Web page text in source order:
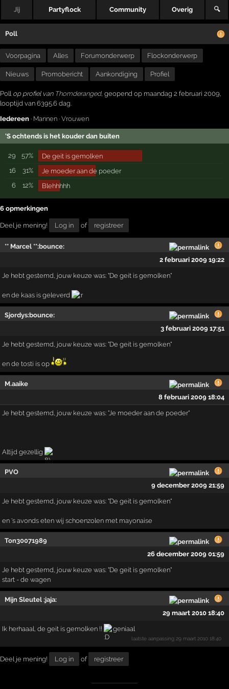
Jij Partyflock Community Overig 🔍
Poll
Voorpagina Alles Forumonderwerp Flockonderwerp
Nieuws Promobericht Aankondiging Profiel
Poll op profiel van Thomderanged, geopend op maandag 2 februari 2009,
looptijd van 6395.6 dag.
Iedereen · Mannen · Vrouwen
'S ochtends is het kouder dan buiten
29 57%
De geit is gemolken
16
31%
Je moeder aan de poeder
6
12% Blehhhhh
6 opmerkingen
Deel je mening! Log in of registreer
** Marcel **:bounce:
2 februari 2009 19:22
Je hebt gestemd, jouw keuze was: "De geit is gemolken"
en de kaas is geleverd
Sjordys:bounce:
3 februari 2009 17:51
Je hebt gestemd, jouw keuze was: "De geit is gemolken"
en de tosti is op
M.aaike
8 februari 2009 18:04
Je hebt gestemd, jouw keuze was: "Je moeder aan de poeder"
Altijd gezellig
PVO
9 december 2009 21:59
Je hebt gestemd, jouw keuze was: "De geit is gemolken"
en 's avonds eten wij schoenzolen met mayonaise
Ton30071989
26 december 2009 01:59
Je hebt gestemd, jouw keuze was: "De geit is gemolken"
start - de wagen
Mijn Sleutel :jaja:
29 maart 2010 18:40
Ik herhaaal, de geit is gemolken !! geniaal
laatste aanpassing 29 maart 2010 18:40
Deel je mening! Log in of registreer